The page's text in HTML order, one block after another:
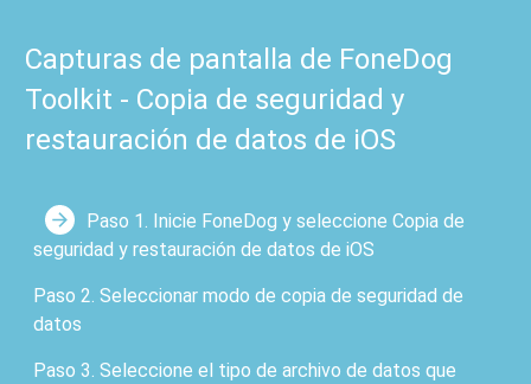
Capturas de pantalla de FoneDog
Toolkit - Copia de seguridad y
restauración de datos de iOS
Paso 1. Inicie FoneDog y seleccione Copia de
seguridad y restauración de datos de iOS
Paso 2. Seleccionar modo de copia de seguridad de
datos
Paso 3. Seleccione el tipo de archivo de datos que